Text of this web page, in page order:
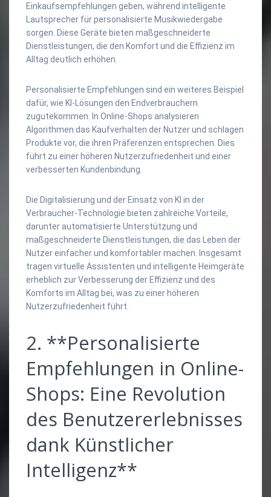
Einkaufsempfehlungen geben, während intelligente
Lautsprecher für personalisierte Musikwiedergabe
sorgen. Diese Geräte bieten maßgeschneiderte
Dienstleistungen, die den Komfort und die Effizienz im
Alltag deutlich erhöhen.
Personalisierte Empfehlungen sind ein weiteres Beispiel
dafür, wie KI-Lösungen den Endverbrauchern
zugutekommen. In Online-Shops analysieren
Algorithmen das Kaufverhalten der Nutzer und schlagen
Produkte vor, die ihren Präferenzen entsprechen. Dies
führt zu einer höheren Nutzerzufriedenheit und einer
verbesserten Kundenbindung.
Die Digitalisierung und der Einsatz von KI in der
Verbraucher-Technologie bieten zahlreiche Vorteile,
darunter automatisierte Unterstützung und
maßgeschneiderte Dienstleistungen, die das Leben der
Nutzer einfacher und komfortabler machen. Insgesamt
tragen virtuelle Assistenten und intelligente Heimgeräte
erheblich zur Verbesserung der Effizienz und des
Komforts im Alltag bei, was zu einer höheren
Nutzerzufriedenheit führt.
2. **Personalisierte
Empfehlungen in Online-
Shops: Eine Revolution
des Benutzererlebnisses
dank Künstlicher
Intelligenz**